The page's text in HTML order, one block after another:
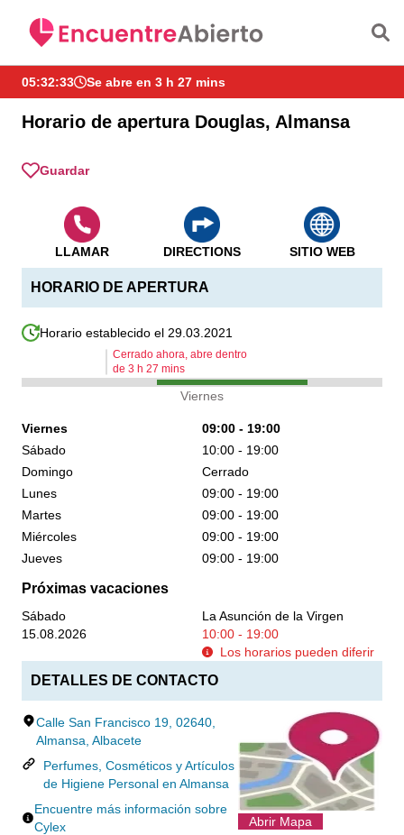
05:32:33 Se abre en 3 h 27 mins
Horario de apertura Douglas, Almansa
Guardar
HORARIO DE APERTURA
Horario establecido el 29.03.2021
Cerrado ahora, abre dentro
de 3 h 27 mins
Viernes
Viernes
09:00 - 19:00
Sábado
10:00 - 19:00
Domingo
Cerrado
Lunes
09:00 - 19:00
Martes
09:00 - 19:00
Miércoles
09:00 - 19:00
Jueves
09:00 - 19:00
Próximas vacaciones
Sábado
La Asunción de la Virgen
15.08.2026
10:00 - 19:00
Los horarios pueden diferir
DETALLES DE CONTACTO
Calle San Francisco 19, 02640,
Almansa, Albacete
Perfumes, Cosméticos y Artículos
de Higiene Personal en Almansa
Encuentre más información sobre
Cylex
Abrir Mapa
LLAMAR DIRECTIONS SITIO WEB